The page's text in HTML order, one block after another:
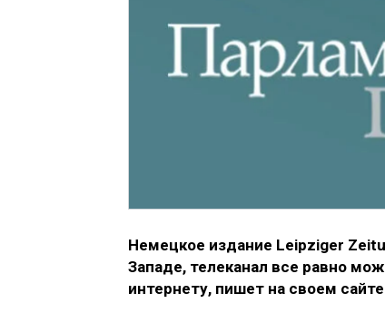
Немецкое издание Leipziger
Западе, телеканал все равно
интернету, пишет на своем сайте